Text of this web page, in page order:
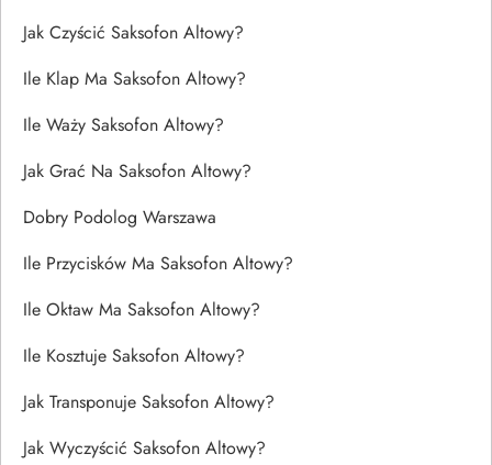
Jak Czyścić Saksofon Altowy?
Ile Klap Ma Saksofon Altowy?
Ile Waży Saksofon Altowy?
Jak Grać Na Saksofon Altowy?
Dobry Podolog Warszawa
Ile Przycisków Ma Saksofon Altowy?
Ile Oktaw Ma Saksofon Altowy?
Ile Kosztuje Saksofon Altowy?
Jak Transponuje Saksofon Altowy?
Jak Wyczyścić Saksofon Altowy?